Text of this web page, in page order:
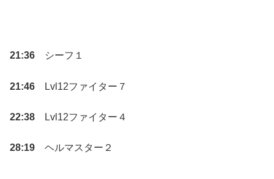
21:36 シーフ１
21:46 Lvl12ファイター７
22:38 Lvl12ファイター４
28:19 ヘルマスター２